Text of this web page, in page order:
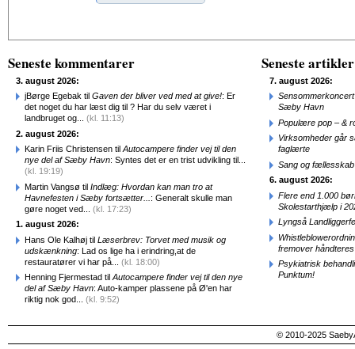
Seneste kommentarer
3. august 2026:
jBørge Egebak til Gaven der bliver ved med at give!: Er
det noget du har læst dig til ? Har du selv været i
landbruget og... (kl. 11:13)
2. august 2026:
Karin Friis Christensen til Autocampere finder vej til den
nye del af Sæby Havn: Syntes det er en trist udvikling til...
(kl. 19:19)
Martin Vangsø til Indlæg: Hvordan kan man tro at
Havnefesten i Sæby fortsætter... : Generalt skulle man
gøre noget ved... (kl. 17:23)
1. august 2026:
Hans Ole Kalhøj til Læserbrev: Torvet med musik og
udskænkning: Lad os lige ha i erindring,at de
restauratører vi har på... (kl. 18:00)
Henning Fjermestad til Autocampere finder vej til den nye
del af Sæby Havn: Auto-kamper plassene på Ø'en har
riktig nok god... (kl. 9:52)
Seneste artikler
7. august 2026:
Sæby Havn
Populære pop – &
Virksomheder går
faglærte
Sang og
6. august 2026:
Flere end 1.000
Skolestarthjælp i
Lyngså
fremover
Psykiatrisk
Punktum!
© 2010-2025